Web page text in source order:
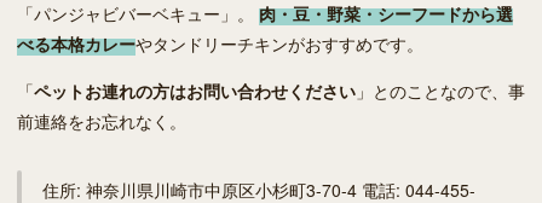
「パンジャビバーベキュー」。 肉・豆・野菜・シーフードから選
べる本格カレーやタンドリーチキンがおすすめです。
「ペットお連れの方はお問い合わせください 」とのことなので、事
前連絡をお忘れなく。
住所: 神奈川県川崎市中原区小杉町3-70-4 電話: 044-455-